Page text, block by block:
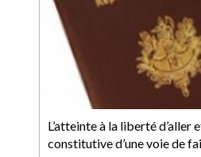
L’atteinte à la liberté d’aller
constitutive d’une voie de